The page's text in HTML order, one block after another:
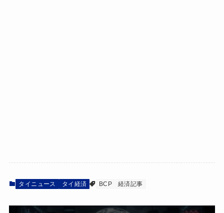
タイニュース タイ経済 BCP 経済記事